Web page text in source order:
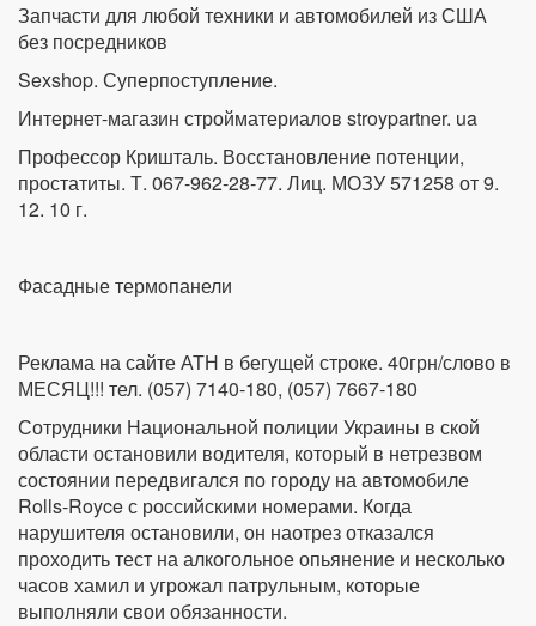
Запчасти для любой техники и автомобилей из США
без посредников
Sexshop. Суперпоступление.
Интернет-магазин стройматериалов stroypartner. ua
Профессор Кришталь. Восстановление потенции,
простатиты. Т. 067-962-28-77. Лиц. МОЗУ 571258 от 9.
12. 10 г.
Фасадные термопанели
Реклама на сайте АТН в бегущей строке. 40грн/слово в
МЕСЯЦ!!! тел. (057) 7140-180, (057) 7667-180
Сотрудники Национальной полиции Украины в ской
области остановили водителя, который в нетрезвом
состоянии передвигался по городу на автомобиле
Rolls-Royce с российскими номерами. Когда
нарушителя остановили, он наотрез отказался
проходить тест на алкогольное опьянение и несколько
часов хамил и угрожал патрульным, которые
выполняли свои обязанности.